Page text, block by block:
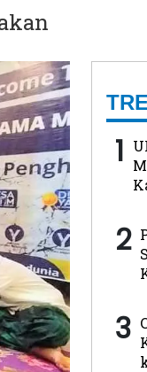
1
2
3